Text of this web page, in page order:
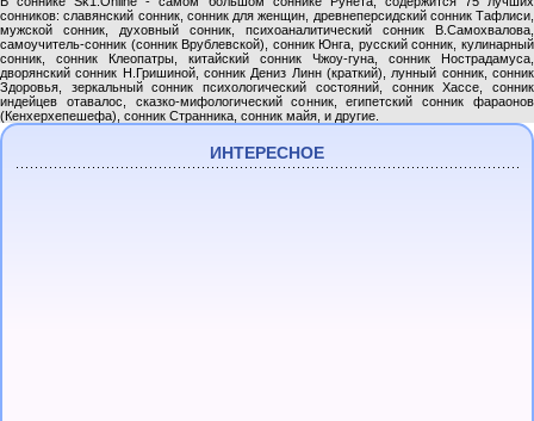
сонников: славянский сонник, сонник для женщин, древнеперсидский сонник Тафлиси,
мужской сонник, духовный сонник, психоаналитический сонник В.Самохвалова,
самоучитель-сонник (сонник Врублевской), сонник Юнга, русский сонник, кулинарный
сонник, сонник Клеопатры, китайский сонник Чжоу-гуна, сонник Нострадамуса,
дворянский сонник Н.Гришиной, сонник Дениз Линн (краткий), лунный сонник, сонник
Здоровья, зеркальный сонник психологический состояний, сонник Хассе, сонник
индейцев отавалос, сказко-мифологический сонник, египетский сонник фараонов
(Кенхерхепешефа), сонник Странника, сонник майя, и другие.
ИНТЕРЕСНОЕ